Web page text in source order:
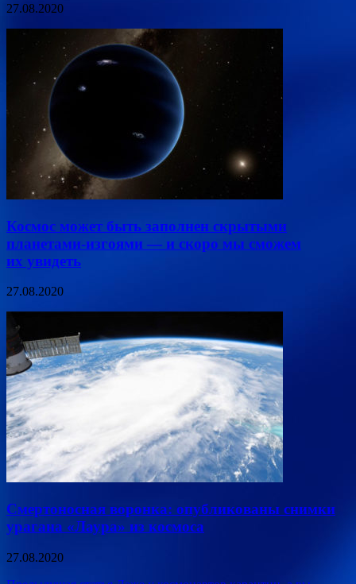
27.08.2020
Космос может быть заполнен скрытыми
планетами-изгоями — и скоро мы сможем
их увидеть
27.08.2020
Смертоносная воронка: опубликованы снимки
урагана «Лаура» из космоса
27.08.2020